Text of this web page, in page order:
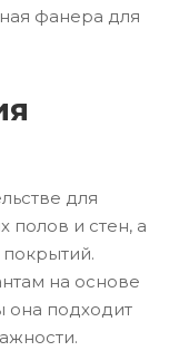
фанера для
для
полов и стен, а
на основе
подходит